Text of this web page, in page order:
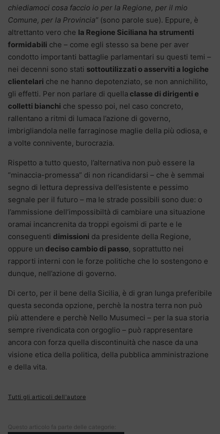
chiediamoci cosa faccio io per la Regione, per il mio
Comune, per la Provincia” (sono parole sue). Eppure, è
altrettanto vero che la Regione Siciliana ha strumenti
formidabili che – come egli stesso sa bene per aver
condotto importanti battaglie parlamentari su questi temi –
nei decenni sono stati sottoutilizzati o asserviti a logiche
clientelari che ne hanno depotenziato, se non annichilito,
gli effetti. Per non parlare di quella classe di dirigenti e
colletti bianchi che spesso poi, nel caso concreto,
rallentano a ritmi di lumaca l’azione di governo,
imbrigliandola nelle farraginose maglie della più odiosa, e
a volte connivente, burocrazia.
Rispetto a tutto questo, l’alternativa non può essere la
“minaccia-promessa” di non ricandidarsi – che è semmai
segno di lettura depressiva dell’esistente e pessimo
segnale per il futuro – ma le strade possibili sono due: o
l’ammissione dell’impossibiltà di cambiare una situazione
oramai incancrenita da troppi egoismi di parte e le
conseguenti dimissioni da presidente della Regione,
oppure un deciso cambio di passo, soprattutto nei
rapporti interni con le forze politiche che lo sostengono e
dunque, nell’azione di governo.
Di certo, per il bene della Sicilia, è di gran lunga preferibile
questa seconda opzione, perchè la nostra terra non può
più attendere e perchè Nello Musumeci – per la sua storia
sempre rivendicata con orgoglio – può rappresentare
ancora con forza quella discontinuità che nasce da una
visione etica della politica, della pubblica amministrazione
e della vita.
Tutti gli articoli dell'autore
Questo articolo fa parte delle categorie: